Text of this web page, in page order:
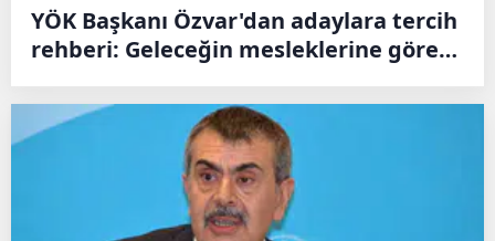
YÖK Başkanı Özvar'dan adaylara tercih
rehberi: Geleceğin mesleklerine göre